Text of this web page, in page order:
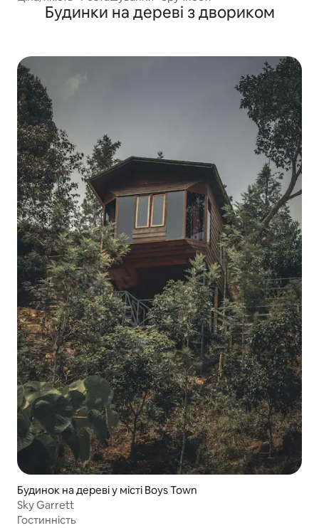
Будинки на дереві з двориком
Будинок на дереві у місті Boys Town
Sky Garrett
Гостинність